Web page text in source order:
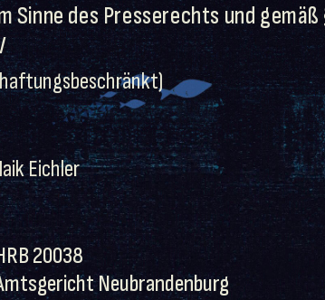
Sinne des Presserechts und gemäß
Eichler
20038
Neubrandenburg